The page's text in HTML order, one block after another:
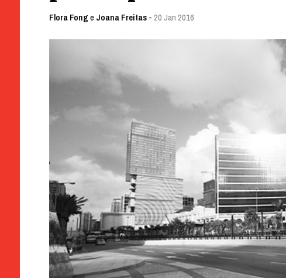
Flora Fonge Joana Freitas- 20 Jan 2016